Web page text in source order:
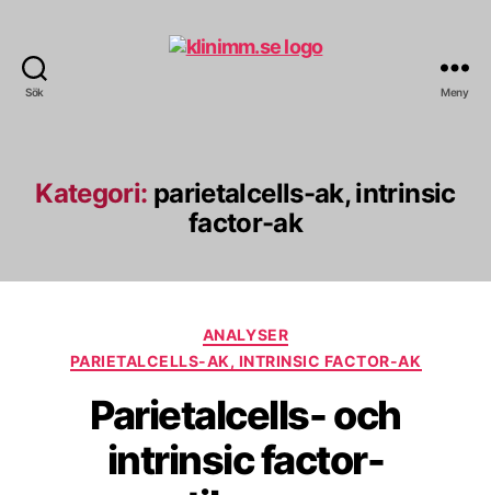
Sök Meny
Kategori: parietalcells-ak, intrinsic
factor-ak
Kategorier
ANALYSER
PARIETALCELLS-AK, INTRINSIC FACTOR-AK
Parietalcells- och
intrinsic factor-